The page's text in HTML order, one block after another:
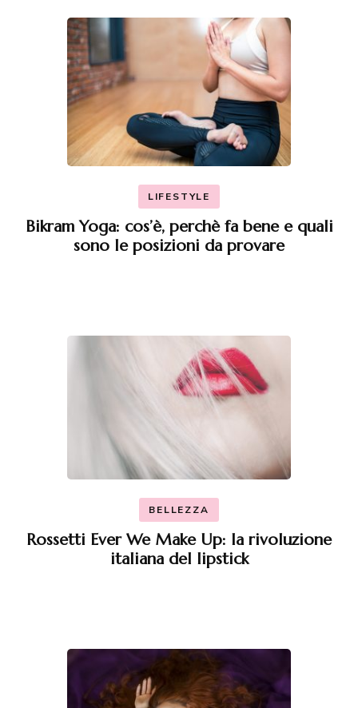
LIFESTYLE
Bikram Yoga: cos’è, perchè fa bene e quali
sono le posizioni da provare
BELLEZZA
Rossetti Ever We Make Up: la rivoluzione
italiana del lipstick